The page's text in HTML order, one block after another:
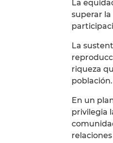
La
superar
La
riqueza
población.
En un
privilegia